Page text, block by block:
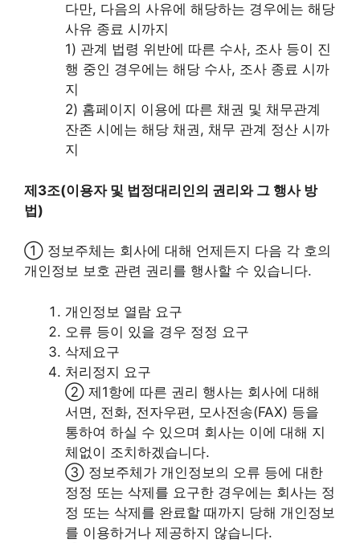
다만, 다음의 사유에 해당하는 경우에는 해당
사유 종료 시까지
1) 관계 법령 위반에 따른 수사, 조사 등이 진
행 중인 경우에는 해당 수사, 조사 종료 시까
지
2) 홈페이지 이용에 따른 채권 및 채무관계
잔존 시에는 해당 채권, 채무 관계 정산 시까
지
제3조(이용자 및 법정대리인의 권리와 그 행사 방
법)
① 정보주체는 회사에 대해 언제든지 다음 각 호의
개인정보 보호 관련 권리를 행사할 수 있습니다.
개인정보 열람 요구
오류 등이 있을 경우 정정 요구
삭제요구
처리정지 요구
② 제1항에 따른 권리 행사는 회사에 대해
서면, 전화, 전자우편, 모사전송(FAX) 등을
통하여 하실 수 있으며 회사는 이에 대해 지
체없이 조치하겠습니다.
③ 정보주체가 개인정보의 오류 등에 대한
정정 또는 삭제를 요구한 경우에는 회사는 정
정 또는 삭제를 완료할 때까지 당해 개인정보
를 이용하거나 제공하지 않습니다.